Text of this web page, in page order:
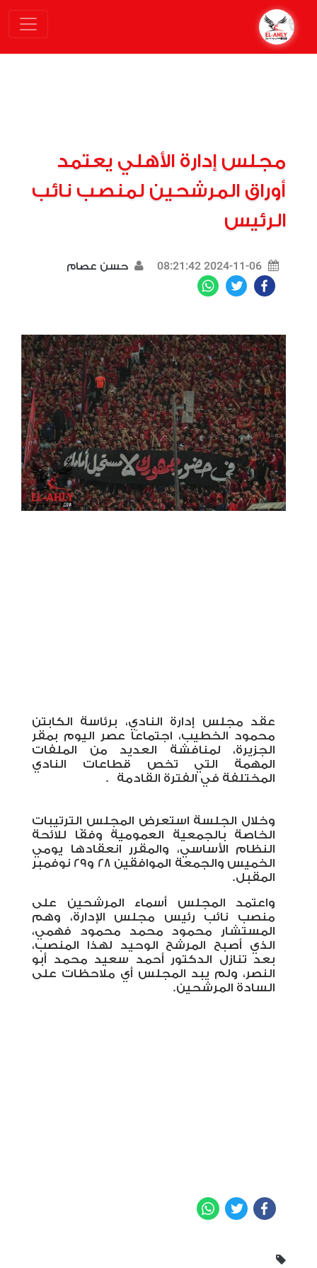
مجلس إدارة الأهلي يعتمد
أوراق المرشحين لمنصب نائب
الرئيس
2024-11-06 08:21:42 حسن عصام
Facebook
Twitter
عقد مجلس إدارة النادي، برئاسة الكابتن
محمود الخطيب، اجتماعًا عصر اليوم بمقر
الجزيرة، لمنافشة العديد من الملفات
المهمة التي تخص قطاعات النادي
المختلفة في الفترة القادمة .
وخلال الجلسة استعرض المجلس الترتيبات
الخاصة بالجمعية العمومية وفقًا للائحة
النظام الأساسي، والمقرر انعقادها يومي
الخميس والجمعة الموافقين 28 و29 نوفمبر
المقبل.
واعتمد المجلس أسماء المرشحين على
منصب نائب رئيس مجلس الإدارة، وهم
المستشار محمود محمد محمود فهمي،
الذي أصبح المرشح الوحيد لهذا المنصب،
بعد تنازل الدكتور أحمد سعيد محمد أبو
النصر، ولم يبد المجلس أي ملاحظات على
السادة المرشحين.
Facebook
Twitter